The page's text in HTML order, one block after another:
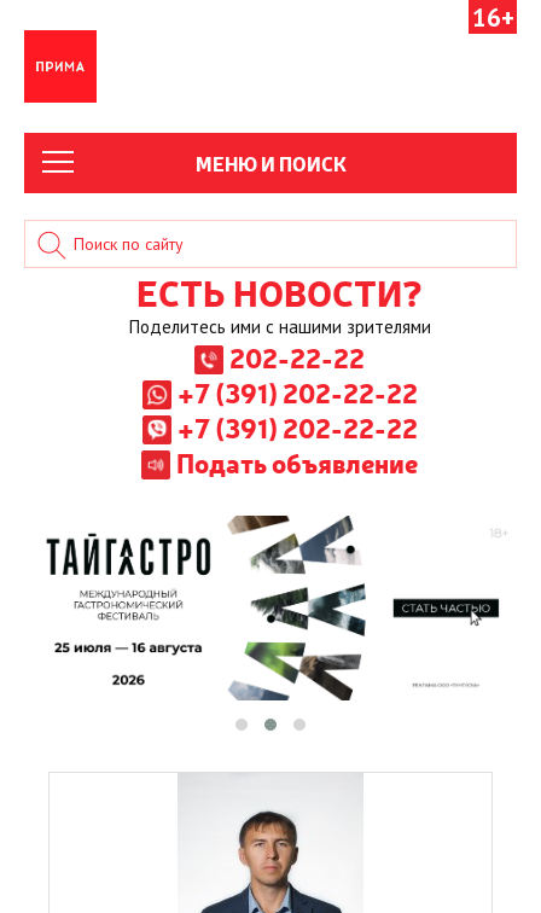
16+
МЕНЮ И ПОИСК
ЕСТЬ НОВОСТИ?
Поделитесь ими с нашими зрителями
202-22-22
+7 (391) 202-22-22
+7 (391) 202-22-22
Подать объявление